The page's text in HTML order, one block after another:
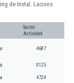
de Instal. Lacions
Sector
Actividad
4687
0125
4724